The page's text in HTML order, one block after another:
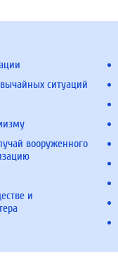
ситуаций
вооруженного
и